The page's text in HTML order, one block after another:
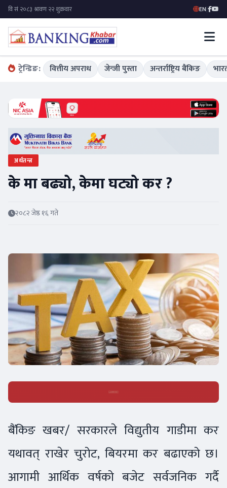
EN|
ट्रेन्डिङ: वित्तीय अपराध जेन्जी पुस्ता अन्तर्राष्ट्रिय बैंकिङ
अर्थतन्त्र
के मा बढ्यो, केमा घट्यो कर ?
२०८२ जेष्ठ १६ गते
बैंकिङ खबर/ सरकारले विद्युतीय गाडीमा कर
यथावत् राखेर चुरोट, बियरमा कर बढाएको छ।
आगामी आर्थिक वर्षको बजेट सर्वजनिक गर्दै